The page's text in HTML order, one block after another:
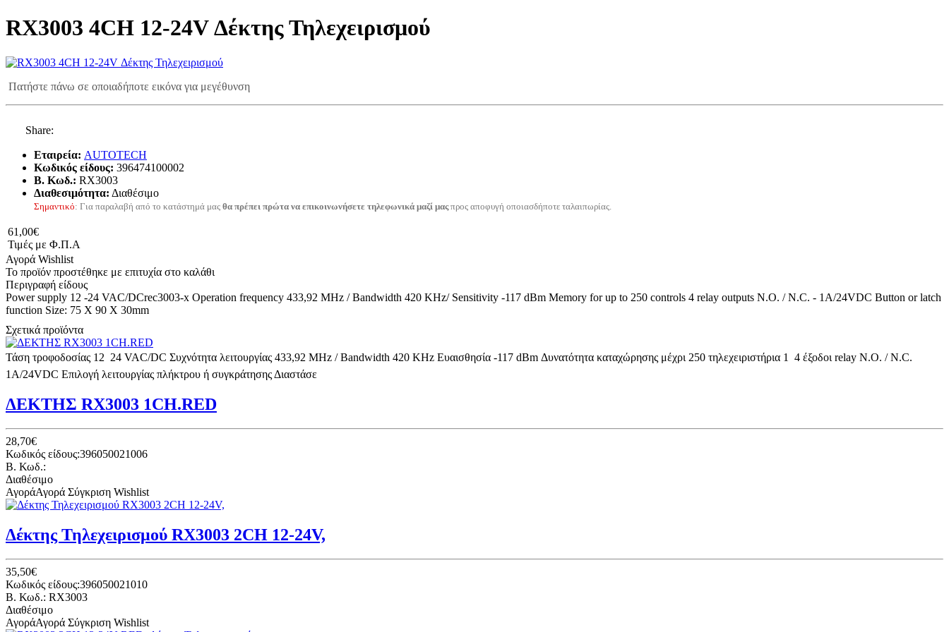
RX3003 4CH 12-24V Δέκτης Τηλεχειρισμού
Πατήστε πάνω σε οποιαδήποτε εικόνα για μεγέθυνση
Share:
Εταιρεία: AUTOTECH
Κωδικός είδους: 396474100002
B. Κωδ.: RX3003
Διαθεσιμότητα: Διαθέσιμο
Σημαντικό: Για παραλαβή από το κατάστημά μας θα πρέπει πρώτα να επικοινωνήσετε τηλεφωνικά μαζί μαςπρος αποφυγή οποιασδήποτε ταλαιπωρίας.
61,00€
Τιμές με Φ.Π.Α
Αγορά Wishlist
Το προϊόν προστέθηκε με επιτυχία στο καλάθι
Περιγραφή είδους
Power supply 12 -24 VAC/DCrec3003-x Operation frequency 433,92 MHz / Bandwidth 420 KHz/ Sensitivity -117 dBm Memory for up to 250 controls 4 relay outputs Ν.Ο. / N.C. - 1A/24VDC Button or latch
function Size: 75 X 90 X 30mm
Σχετικά προϊόντα
Τάση τροφοδοσίας 12  24 VAC/DC Συχνότητα λειτουργίας 433,92 MHz / Bandwidth 420 KHz Ευαισθησία -117 dBm Δυνατότητα καταχώρησης μέχρι 250 τηλεχειριστήρια 1  4 έξοδοι relay Ν.Ο. / N.C. 
1A/24VDC Επιλογή λειτουργίας πλήκτρου ή συγκράτησης Διαστάσε
ΔΕΚΤΗΣ RX3003 1CH.RED
28,70€
Κωδικός είδους:396050021006
B. Κωδ.:
Διαθέσιμο
ΑγοράΑγορά Σύγκριση Wishlist
Δέκτης Τηλεχειρισμού RX3003 2CH 12-24V,
35,50€
Κωδικός είδους:396050021010
B. Κωδ.: RX3003
Διαθέσιμο
ΑγοράΑγορά Σύγκριση Wishlist